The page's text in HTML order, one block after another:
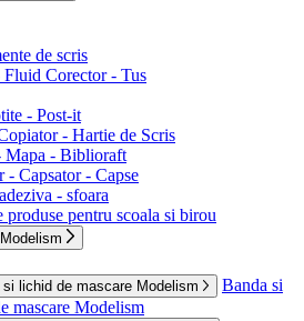
de scris
Corector - Tus
- Post-it
- Hartie de Scris
Mapa - Biblioraft
- Capsator - Capse
- sfoara
produse pentru scoala si birou
Modelism
si lichid de mascare Modelism
Banda si
mascare Modelism